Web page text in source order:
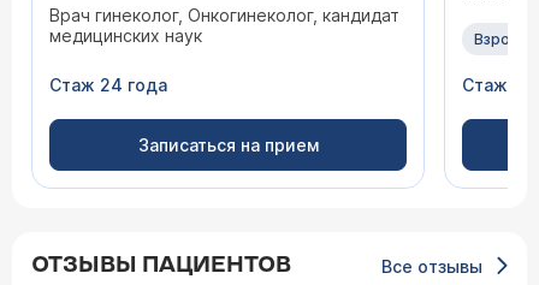
Врач гинеколог, Онкогинеколог, кандидат
медицинских наук
Стаж 24 года
Записаться на прием
Стаж 47
ОТЗЫВЫ ПАЦИЕНТОВ Все отзывы